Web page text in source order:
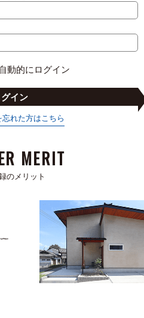
動的にログイン
グイン
れた方はこちら
MERIT
のメリット